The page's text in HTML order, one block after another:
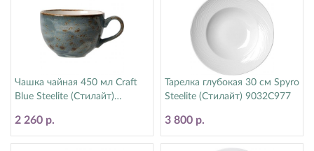
Чашка чайная 450 мл Craft
Blue Steelite (Стилайт)
2 260 р.
Тарелка глубокая 30 см Spyro
Steelite (Стилайт) 9032C977
3 800 р.